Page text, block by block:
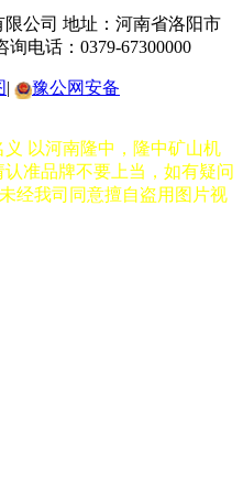
公司 地址：河南省洛阳市
询电话：0379-67300000
|
豫公网安备
以河南隆中，隆中矿山机
准品牌不要上当，如有疑问
经我司同意擅自盗用图片视